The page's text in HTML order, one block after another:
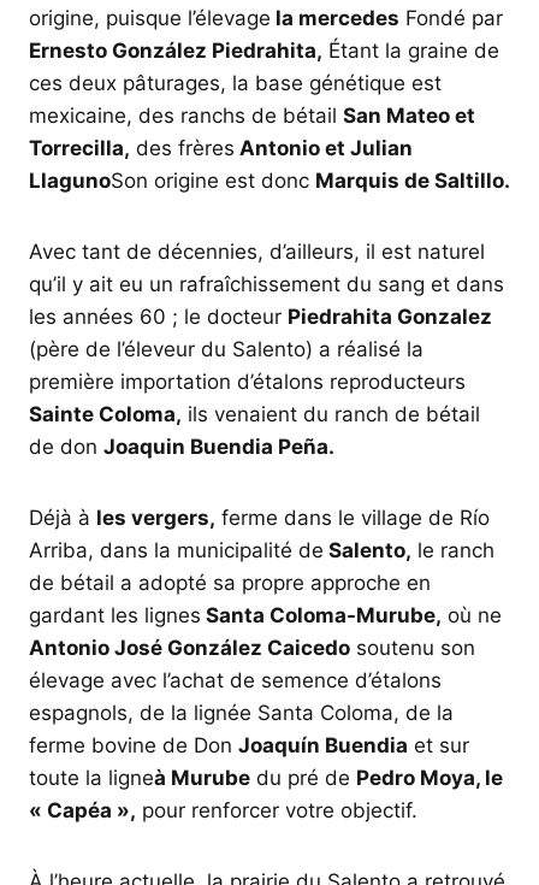
origine, puisque l’élevage la mercedes Fondé par
Ernesto González Piedrahita, Étant la graine de
ces deux pâturages, la base génétique est
mexicaine, des ranchs de bétail San Mateo et
Torrecilla, des frères Antonio et Julian
LlagunoSon origine est donc Marquis de Saltillo.
Avec tant de décennies, d’ailleurs, il est naturel
qu’il y ait eu un rafraîchissement du sang et dans
les années 60 ; le docteur Piedrahita Gonzalez
(père de l’éleveur du Salento) a réalisé la
première importation d’étalons reproducteurs
Sainte Coloma, ils venaient du ranch de bétail
de don Joaquin Buendia Peña.
Déjà à les vergers, ferme dans le village de Río
Arriba, dans la municipalité de Salento, le ranch
de bétail a adopté sa propre approche en
gardant les lignes Santa Coloma-Murube, où ne
Antonio José González Caicedo soutenu son
élevage avec l’achat de semence d’étalons
espagnols, de la lignée Santa Coloma, de la
ferme bovine de Don Joaquín Buendia et sur
toute la ligneà Murube du pré de Pedro Moya, le
« Capéa », pour renforcer votre objectif.